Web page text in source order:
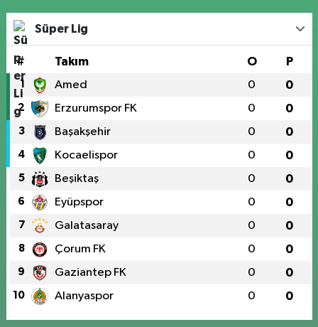
Süper Lig
# Takım O P
1 Amed 0 0
2 Erzurumspor FK 0 0
3 Başakşehir 0 0
4 Kocaelispor 0 0
5 Beşiktaş 0 0
6 Eyüpspor 0 0
7 Galatasaray 0 0
8 Çorum FK 0 0
9 Gaziantep FK 0 0
10 Alanyaspor 0 0